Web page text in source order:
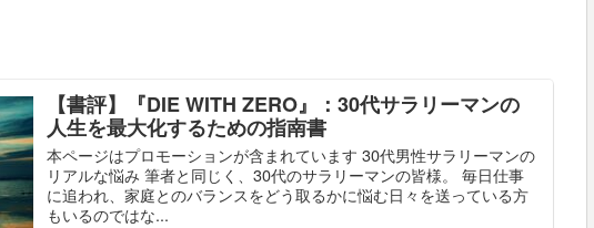
【書評】『DIE WITH ZERO』：30代サラリーマンの
人生を最大化するための指南書
本ページはプロモーションが含まれています 30代男性サラリーマンの
リアルな悩み 筆者と同じく、30代のサラリーマンの皆様。 毎日仕事
に追われ、家庭とのバランスをどう取るかに悩む日々を送っている方
もいるのではな...